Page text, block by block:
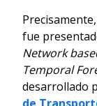
fue
Network
Temporal
desarrollado